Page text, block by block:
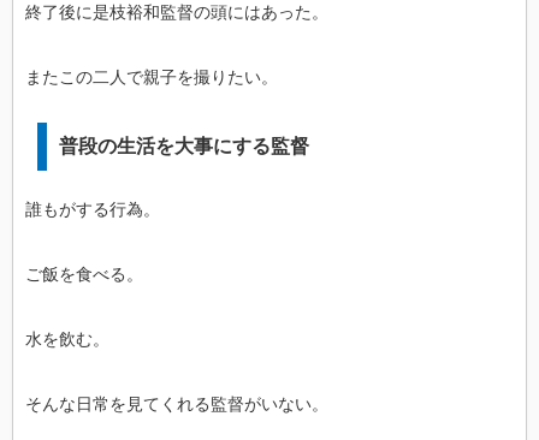
終了後に是枝裕和監督の頭にはあった。
またこの二人で親子を撮りたい。
普段の生活を大事にする監督
誰もがする行為。
ご飯を食べる。
水を飲む。
そんな日常を見てくれる監督がいない。